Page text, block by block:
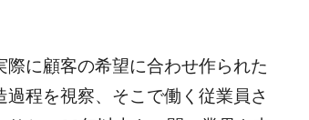
に顧客の希望に合わせ作られた
程を視察、そこで働く従業員さ